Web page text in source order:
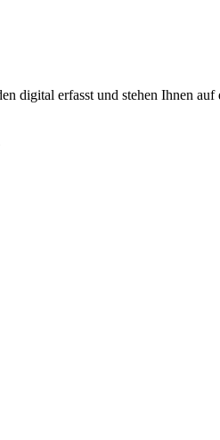
digital erfasst und stehen Ihnen auf